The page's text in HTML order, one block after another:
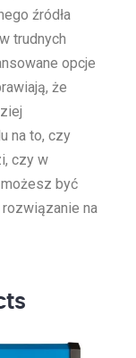
źródła
trudnych
opcje
że
na to, czy
czy w
być
na